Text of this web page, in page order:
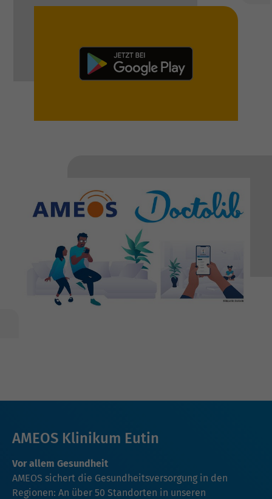
AMEOS Klinikum Eutin
Vor allem Gesundheit
AMEOS sichert die Gesundheitsversorgung in den
Regionen: An über 50 Standorten in unseren